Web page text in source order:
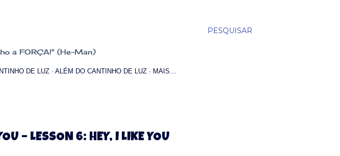
PESQUISAR
a FORÇA!" (He-Man)
DE LUZ ALÉM DO CANTINHO DE LUZ MAIS…
– LESSON 6: HEY, I LIKE YOU